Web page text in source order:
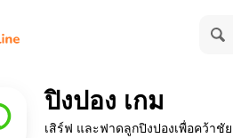
ปิงปอง เกม
เสิร์ฟ และฟาดลูกปิงปองเพื่อคว้าชั